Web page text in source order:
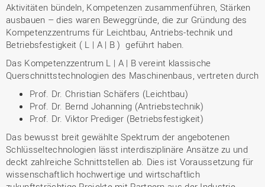
Aktivitäten bündeln, Kompetenzen zusammenführen, Stärken
ausbauen – dies waren Beweggründe, die zur Gründung des
Kompetenzzentrums für Leichtbau, Antriebs-technik und
Betriebsfestigkeit ( L | A | B ) geführt haben.
Das Kompetenzzentrum L | A | B vereint klassische
Querschnittstechnologien des Maschinen­baus, vertreten durch
Prof. Dr. Christian Schäfers (Leichtbau)
Prof. Dr. Bernd Johanning (Antriebstechnik)
Prof. Dr. Viktor Prediger (Betriebsfestigkeit)
Das bewusst breit gewählte Spektrum der angebotenen
Schlüsseltechnologien lässt interdisziplinäre Ansätze zu und
deckt zahlreiche Schnittstellen ab. Dies ist Voraussetzung für
wissenschaftlich hochwertige und wirtschaftlich